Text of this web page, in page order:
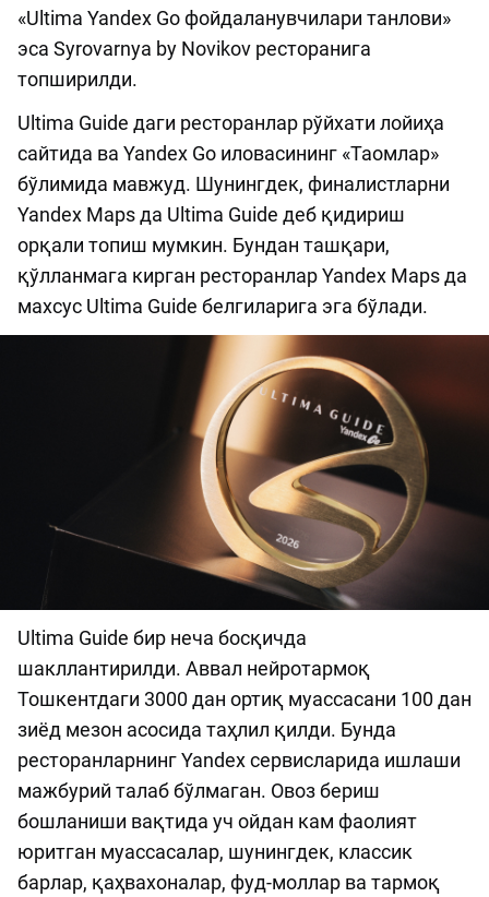
«Ultima Yandex Go фойдаланувчилари танлови»
эса Syrovarnya by Novikov ресторанига
топширилди.
Ultima Guide даги ресторанлар рўйхати лойиҳа
сайтида ва Yandex Go иловасининг «Таомлар»
бўлимида мавжуд. Шунингдек, финалистларни
Yandex Maps да Ultima Guide деб қидириш
орқали топиш мумкин. Бундан ташқари,
қўлланмага кирган ресторанлар Yandex Maps да
махсус Ultima Guide белгиларига эга бўлади.
Ultima Guide бир неча босқичда
шакллантирилди. Аввал нейротармоқ
Тошкентдаги 3000 дан ортиқ муассасани 100 дан
зиёд мезон асосида таҳлил қилди. Бунда
ресторанларнинг Yandex сервисларида ишлаши
мажбурий талаб бўлмаган. Овоз бериш
бошланиши вақтида уч ойдан кам фаолият
юритган муассасалар, шунингдек, классик
барлар, қаҳвахоналар, фуд-моллар ва тармоқ